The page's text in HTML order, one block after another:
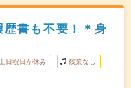
書も不要！＊身
土日祝日が休み 残業なし